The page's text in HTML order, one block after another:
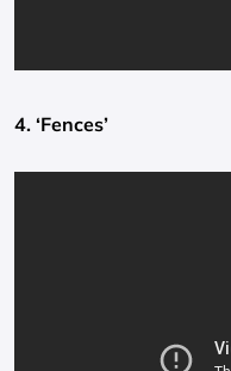
4. ‘Fences’